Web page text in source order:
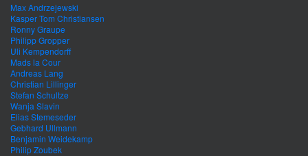
Max Andrzejewski
Kasper Tom Christiansen
Ronny Graupe
Philipp Gropper
Uli Kempendorff
Mads la Cour
Andreas Lang
Christian Lillinger
Stefan Schultze
Wanja Slavin
Elias Stemeseder
Gebhard Ullmann
Benjamin Weidekamp
Philip Zoubek